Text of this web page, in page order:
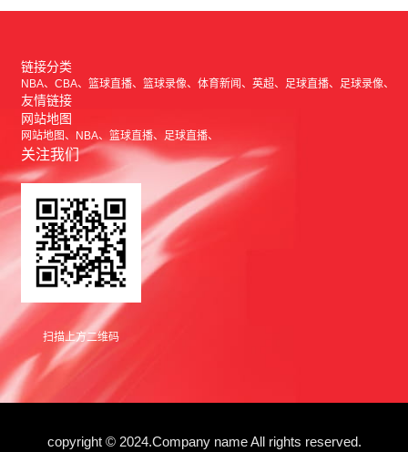
链接分类
NBA CBA 篮球直播 篮球录像 体育新闻 英超 足球直播 足球录像
友情链接
网站地图
网站地图 NBA 篮球直播 足球直播
关注我们
扫描上方二维码
copyright © 2024.Company name All rights reserved.